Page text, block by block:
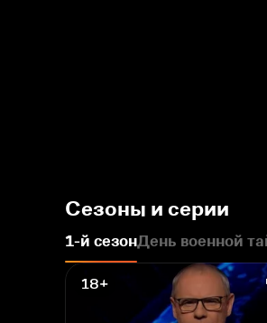
Сезоны и серии
1-й сезонДень военной
18+